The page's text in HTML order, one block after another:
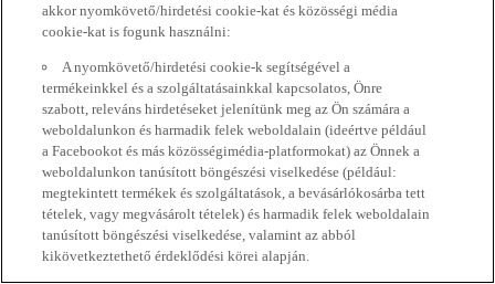
akkor nyomkövető/hirdetési cookie-kat és közösségi média
cookie-kat is fogunk használni:
A nyomkövető/hirdetési cookie-k segítségével a
termékeinkkel és a szolgáltatásainkkal kapcsolatos, Önre
szabott, releváns hirdetéseket jelenítünk meg az Ön számára a
weboldalunkon és harmadik felek weboldalain (ideértve például
a Facebookot és más közösségimédia-platformokat) az Önnek a
weboldalunkon tanúsított böngészési viselkedése (például:
megtekintett termékek és szolgáltatások, a bevásárlókosárba tett
tételek, vagy megvásárolt tételek) és harmadik felek weboldalain
tanúsított böngészési viselkedése, valamint az abból
kikövetkeztethető érdeklődési körei alapján.